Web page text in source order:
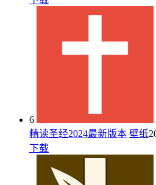
6
精读圣经2024最新版本 壁纸
下载